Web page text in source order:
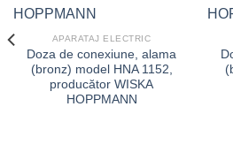
APARATAJ ELECTRIC
Doza de conexiune, alama
(bronz) model HNA 1152,
producător WISKA
HOPPMANN